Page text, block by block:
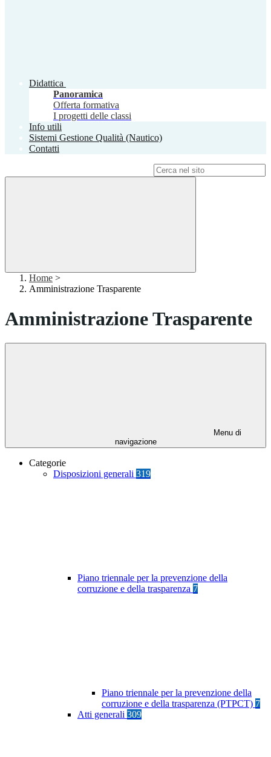
Didattica
Panoramica
Offerta formativa
I progetti delle classi
Info utili
Sistemi Gestione Qualità (Nautico)
Contatti
Home >
Amministrazione Trasparente
Amministrazione Trasparente
Menu di
navigazione
Categorie
Disposizioni generali 319
Piano triennale per la prevenzione della
corruzione e della trasparenza 7
Piano triennale per la prevenzione della
corruzione e della trasparenza (PTPCT) 7
Atti generali 309